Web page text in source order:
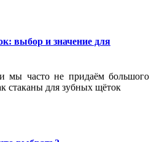
выбор и значение для
мы часто не придаём большого
стаканы для зубных щёток